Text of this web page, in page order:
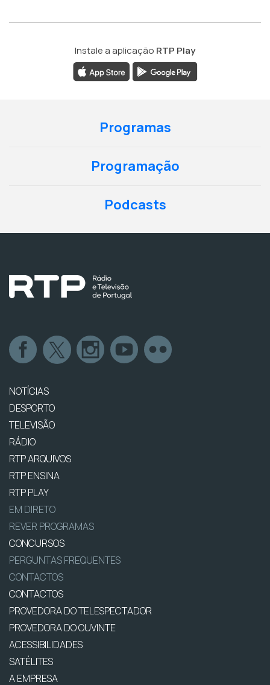
Instale a aplicação RTP Play
Programas
Programação
Podcasts
NOTÍCIAS
DESPORTO
TELEVISÃO
RÁDIO
RTP ARQUIVOS
RTP ENSINA
RTP PLAY
EM DIRETO
REVER PROGRAMAS
CONCURSOS
PERGUNTAS FREQUENTES
CONTACTOS
CONTACTOS
PROVEDORA DO TELESPECTADOR
PROVEDORA DO OUVINTE
ACESSIBILIDADES
SATÉLITES
A EMPRESA